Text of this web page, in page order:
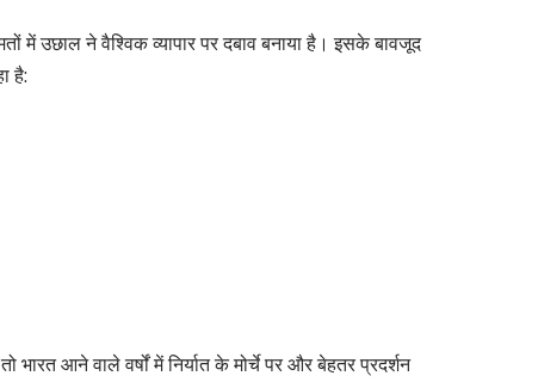
में उछाल ने वैश्विक व्यापार पर दबाव बनाया है। इसके बावजूद
है:
भारत आने वाले वर्षों में निर्यात के मोर्चे पर और बेहतर प्रदर्शन